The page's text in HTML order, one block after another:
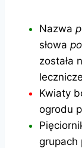
Nazwa
słowa
została
Kwiaty
ogrodu
grupach